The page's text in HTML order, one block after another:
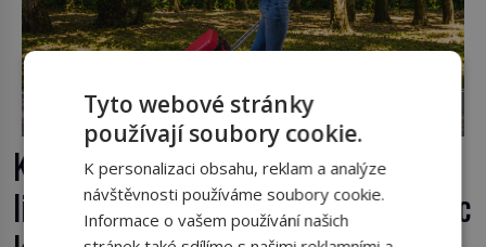
Kufr, který se konečně rozjede. Proč
lidé čekají na kolečka téměř pět tisíc
Tyto webové stránky
používají soubory cookie.
K personalizaci obsahu, reklam a analýze
návštěvnosti používáme soubory cookie.
Informace o vašem používání našich